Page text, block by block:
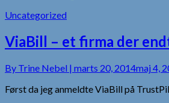
Uncategorized
ViaBill – et firma der
By Trine Nebel | marts 20, 2014maj 4,
Først da jeg anmeldte ViaBill på